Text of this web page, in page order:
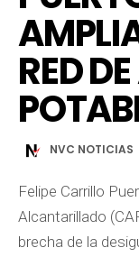
RED
NVC NOTICIAS
Felipe Carrillo
Alcantarillado
brecha de la